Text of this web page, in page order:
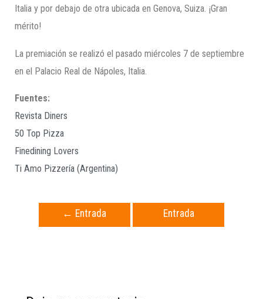
Italia y por debajo de otra ubicada en Genova, Suiza. ¡Gran
mérito!
La premiación se realizó el pasado miércoles 7 de septiembre
en el Palacio Real de Nápoles, Italia.
Fuentes:
Revista Diners
50 Top Pizza
Finedining Lovers
Ti Amo Pizzería (Argentina)
← Entrada
Entrada